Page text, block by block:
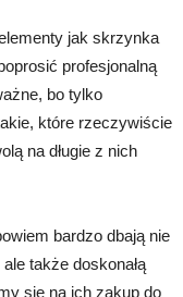
jak skrzynka
profesjonalną
bo tylko
które rzeczywiście
na długie z nich
bardzo dbają nie
także doskonałą
się na ich zakup do